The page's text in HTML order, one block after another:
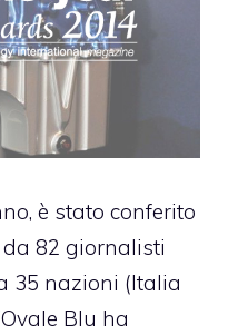
è stato conferito
82 giornalisti
35 nazioni (Italia
Blu ha